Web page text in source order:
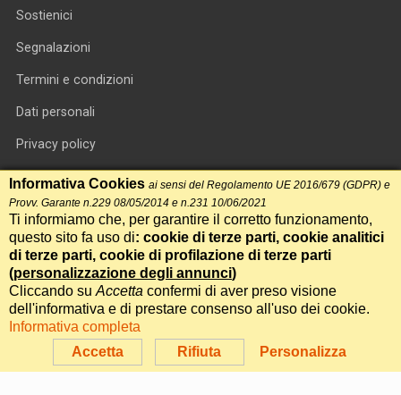
Sostienici
Segnalazioni
Termini e condizioni
Dati personali
Privacy policy
Informativa cookie
RSS feed
RSS Top News
Contatti
International Communication S.r.l. • P.IVA 14478081004 • Testata
giornalistica n.191, reg. Tribunale di Roma del 14/12/2017
Powered byItala
Accetta Rifiuta Personalizza
Informativa Cookies ai sensi del Regolamento UE 2016/679 (GDPR) e
Provv. Garante n.229 08/05/2014 e n.231 10/06/2021
Ti informiamo che, per garantire il corretto funzionamento,
questo sito fa uso di: cookie di terze parti, cookie analitici
di terze parti, cookie di profilazione di terze parti
(personalizzazione degli annunci)
Cliccando su Accetta confermi di aver preso visione
dell'informativa e di prestare consenso all'uso dei cookie.
Informativa completa